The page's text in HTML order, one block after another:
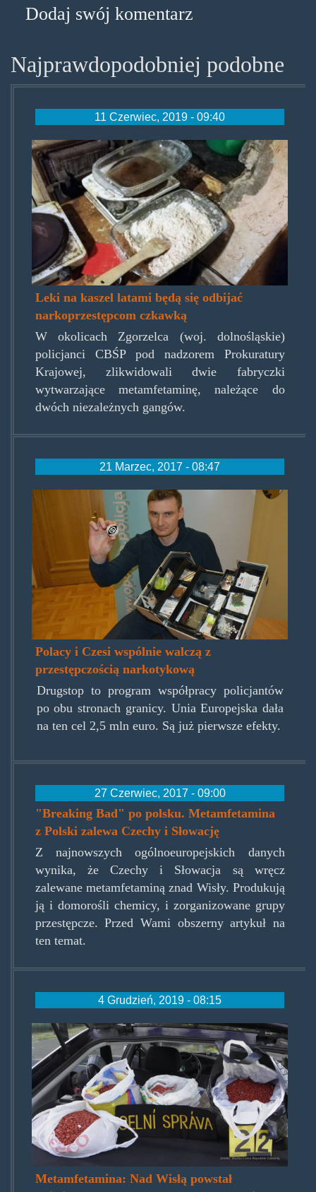
Dodaj swój komentarz
Najprawdopodobniej podobne
11 Czerwiec, 2019 - 09:40
zczechmeta.jpg
Leki na kaszel latami będą się odbijać
narkoprzestępcom czkawką
W okolicach Zgorzelca (woj. dolnośląskie)
policjanci CBŚP pod nadzorem Prokuratury
Krajowej, zlikwidowali dwie fabryczki
wytwarzające metamfetaminę, należące do
dwóch niezależnych gangów.
21 Marzec, 2017 - 08:47
polakczechdwabratanki.jpg
Polacy i Czesi wspólnie walczą z
przestępczością narkotykową
Drugstop to program współpracy policjantów
po obu stronach granicy. Unia Europejska dała
na ten cel 2,5 mln euro. Są już pierwsze efekty.
27 Czerwiec, 2017 - 09:00
"Breaking Bad" po polsku. Metamfetamina
z Polski zalewa Czechy i Słowację
Z najnowszych ogólnoeuropejskich danych
wynika, że Czechy i Słowacja są wręcz
zalewane metamfetaminą znad Wisły. Produkują
ją i domorośli chemicy, i zorganizowane grupy
przestępcze. Przed Wami obszerny artykuł na
ten temat.
4 Grudzień, 2019 - 08:15
worypseudoefki.png
Metamfetamina: Nad Wisłą powstał